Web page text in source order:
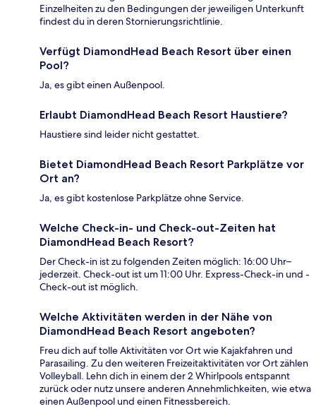
Einzelheiten zu den Bedingungen der jeweiligen Unterkunft
findest du in deren Stornierungsrichtlinie.
Verfügt DiamondHead Beach Resort über einen
Pool?
Ja, es gibt einen Außenpool.
Erlaubt DiamondHead Beach Resort Haustiere?
Haustiere sind leider nicht gestattet.
Bietet DiamondHead Beach Resort Parkplätze vor
Ort an?
Ja, es gibt kostenlose Parkplätze ohne Service.
Welche Check-in- und Check-out-Zeiten hat
DiamondHead Beach Resort?
Der Check-in ist zu folgenden Zeiten möglich: 16:00 Uhr–
jederzeit. Check-out ist um 11:00 Uhr. Express-Check-in und -
Check-out ist möglich.
Welche Aktivitäten werden in der Nähe von
DiamondHead Beach Resort angeboten?
Freu dich auf tolle Aktivitäten vor Ort wie Kajakfahren und
Parasailing. Zu den weiteren Freizeitaktivitäten vor Ort zählen
Volleyball. Lehn dich in einem der 2 Whirlpools entspannt
zurück oder nutz unsere anderen Annehmlichkeiten, wie etwa
einen Außenpool und einen Fitnessbereich.